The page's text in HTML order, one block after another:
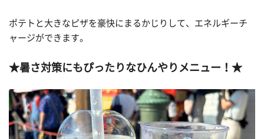
ポテトと大きなピザを豪快にまるかじりして、エネルギーチ
ャージができます。
★暑さ対策にもぴったりなひんやりメニュー！★